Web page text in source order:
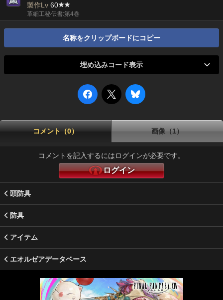
製作Lv 60
革細工秘伝書:第4巻
名称をクリップボードにコピー
埋め込みコード表示
コメント（0） 画像（1）
コメントを記入するにはログインが必要です。
ログイン
頭防具
防具
アイテム
エオルゼアデータベース